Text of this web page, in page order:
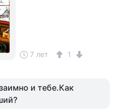
7 лет 1
и тебе.Как